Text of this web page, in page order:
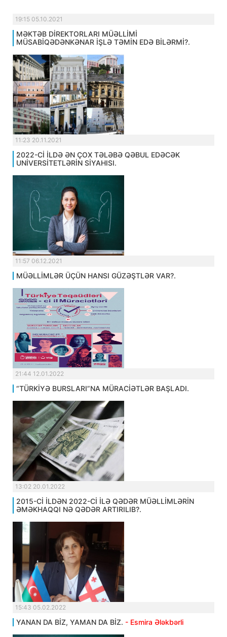
19:15 05.10.2021
MƏKTƏB DİREKTORLARI MÜƏLLİMİ
MÜSABİQƏDƏNKƏNAR İŞLƏ TƏMİN EDƏ BİLƏRMİ?.
11:23 20.11.2021
2022-Cİ İLDƏ ƏN ÇOX TƏLƏBƏ QƏBUL EDƏCƏK
UNİVERSİTETLƏRİN SİYAHISI.
11:57 06.12.2021
MÜƏLLİMLƏR ÜÇÜN HANSI GÜZƏŞTLƏR VAR?.
21:44 12.01.2022
“TÜRKİYƏ BURSLARI”NA MÜRACİƏTLƏR BAŞLADI.
13:02 20.01.2022
2015-Cİ İLDƏN 2022-Cİ İLƏ QƏDƏR MÜƏLLİMLƏRİN
ƏMƏKHAQQI NƏ QƏDƏR ARTIRILIB?.
15:43 05.02.2022
YANAN DA BİZ, YAMAN DA BİZ. - Esmira Ələkbərli